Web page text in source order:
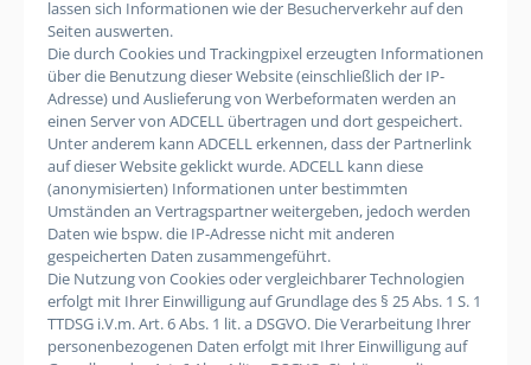
lassen sich Informationen wie der Besucherverkehr auf den
Seiten auswerten.
Die durch Cookies und Trackingpixel erzeugten Informationen
über die Benutzung dieser Website (einschließlich der IP-
Adresse) und Auslieferung von Werbeformaten werden an
einen Server von ADCELL übertragen und dort gespeichert.
Unter anderem kann ADCELL erkennen, dass der Partnerlink
auf dieser Website geklickt wurde. ADCELL kann diese
(anonymisierten) Informationen unter bestimmten
Umständen an Vertragspartner weitergeben, jedoch werden
Daten wie bspw. die IP-Adresse nicht mit anderen
gespeicherten Daten zusammengeführt.
Die Nutzung von Cookies oder vergleichbarer Technologien
erfolgt mit Ihrer Einwilligung auf Grundlage des § 25 Abs. 1 S. 1
TTDSG i.V.m. Art. 6 Abs. 1 lit. a DSGVO. Die Verarbeitung Ihrer
personenbezogenen Daten erfolgt mit Ihrer Einwilligung auf